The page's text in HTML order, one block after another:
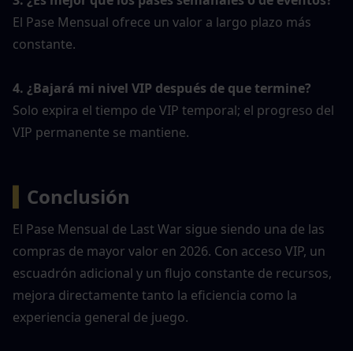
El Pase Mensual ofrece un valor a largo plazo más
constante.
4. ¿Bajará mi nivel VIP después de que termine?
Solo expira el tiempo de VIP temporal; el progreso del
VIP permanente se mantiene.
Conclusión
El Pase Mensual de Last War sigue siendo una de las
compras de mayor valor en 2026. Con acceso VIP, un
escuadrón adicional y un flujo constante de recursos,
mejora directamente tanto la eficiencia como la
experiencia general de juego.